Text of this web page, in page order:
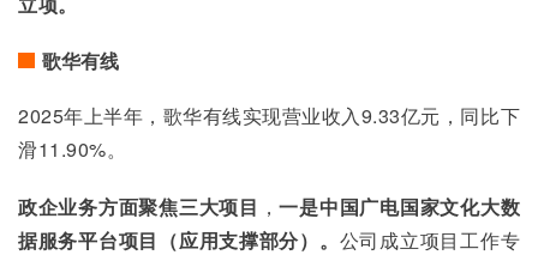
歌华有线
2025年上半年，歌华有线实现营业收入9.33亿元，同比下
滑11.90%。
政企业务方面聚焦三大项目 ，一是中国广电国家文化大数
据服务平台项目（应用支撑部分）。 公司成立项目工作专